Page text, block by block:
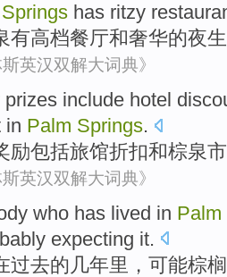
Springs has ritzy
有高档餐厅和奢华的夜
斯英汉双解大词典》
prizes include hotel
in Palm Springs.
励包括旅馆折扣和棕泉
斯英汉双解大词典》
who has lived in Palm
expecting it.
过去的 几年里，可能棕榈